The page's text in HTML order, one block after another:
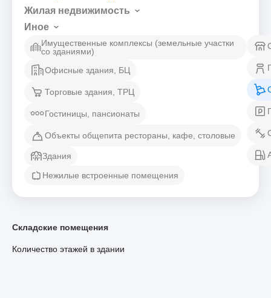
Жилая недвижимость
Иное
Имущественные комплексы (земельные участки
со зданиями)
Офисные здания, БЦ
Торговые здания, ТРЦ
Гостиницы, пансионаты
Объекты общепита рестораны, кафе, столовые
Здания
Нежилые встроенные помещения
Складские помещения
Количество этажей в здании